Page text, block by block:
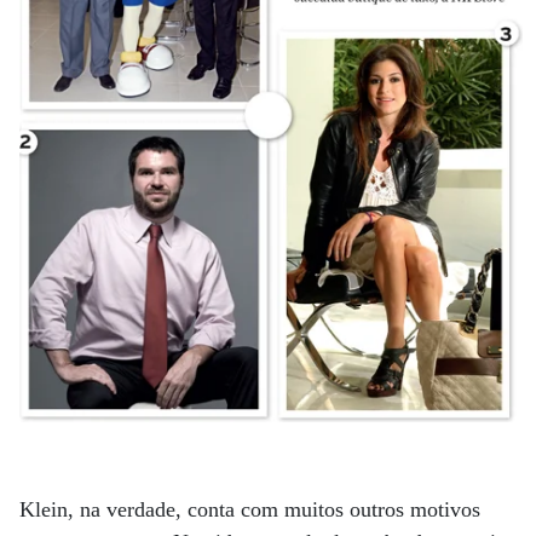
Klein, na verdade, conta com muitos outros motivos